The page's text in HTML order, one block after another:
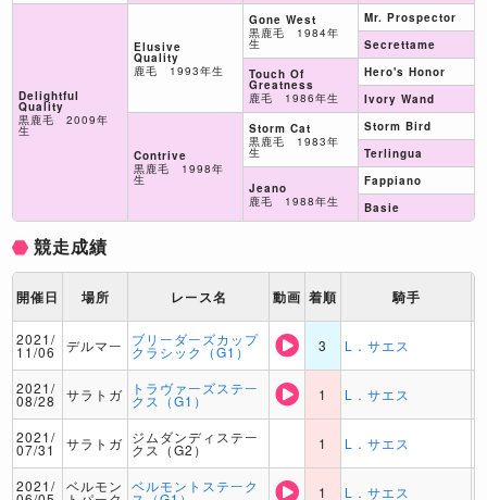
Delightful
Quality
黒鹿毛 2009年
生
Elusive
Quality
鹿毛 1993年生
Contrive
黒鹿毛 1998年
生
Gone West
黒鹿毛 1984年
生
Touch Of
Greatness
鹿毛 1986年生
Storm Cat
黒鹿毛 1983年
生
Jeano
鹿毛 1988年生
Mr. Prospector
Secrettame
Hero's Honor
Ivory Wand
Storm Bird
Terlingua
Fappiano
Basie
競走成績
開催日 場所 レース名 動画 着順 騎手
2021/
11/06 デルマー ブリーダーズカップ
クラシック（G1） 3 L．サエス
2021/
08/28 サラトガ トラヴァーズステー
クス（G1） 1 L．サエス
2021/
07/31 サラトガ ジムダンディステー
クス（G2） 1 L．サエス
2021/ ベルモン ベルモントステーク 1 L．サエス